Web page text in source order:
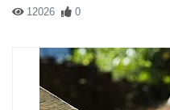
12026 0